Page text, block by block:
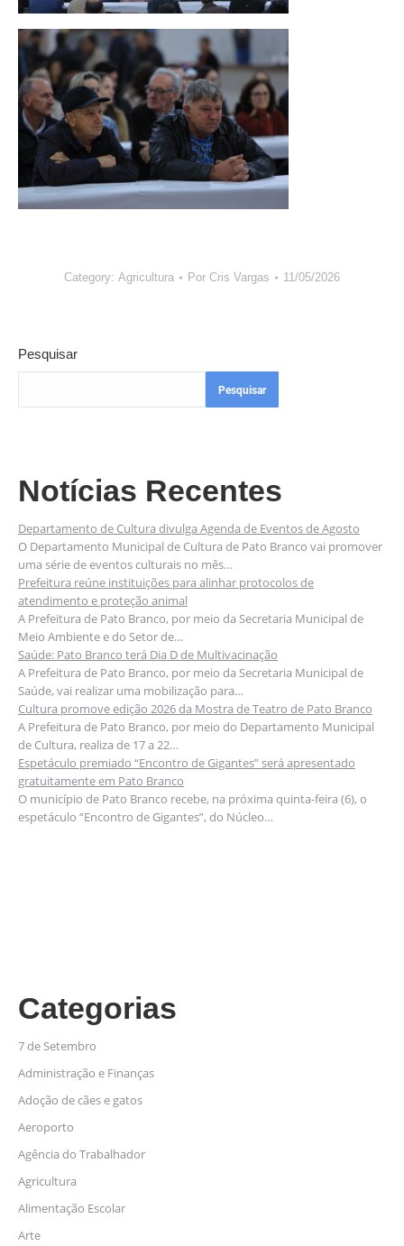
Category: Agricultura Por Cris Vargas 11/05/2026
Pesquisar
Pesquisar
Notícias Recentes
Departamento de Cultura divulga Agenda de Eventos de Agosto
O Departamento Municipal de Cultura de Pato Branco vai promover
uma série de eventos culturais no mês…
Prefeitura reúne instituições para alinhar protocolos de
atendimento e proteção animal
A Prefeitura de Pato Branco, por meio da Secretaria Municipal de
Meio Ambiente e do Setor de…
Saúde: Pato Branco terá Dia D de Multivacinação
A Prefeitura de Pato Branco, por meio da Secretaria Municipal de
Saúde, vai realizar uma mobilização para…
Cultura promove edição 2026 da Mostra de Teatro de Pato Branco
A Prefeitura de Pato Branco, por meio do Departamento Municipal
de Cultura, realiza de 17 a 22…
Espetáculo premiado “Encontro de Gigantes” será apresentado
gratuitamente em Pato Branco
O município de Pato Branco recebe, na próxima quinta-feira (6), o
espetáculo “Encontro de Gigantes”, do Núcleo…
Categorias
7 de Setembro
Administração e Finanças
Adoção de cães e gatos
Aeroporto
Agência do Trabalhador
Agricultura
Alimentação Escolar
Arte